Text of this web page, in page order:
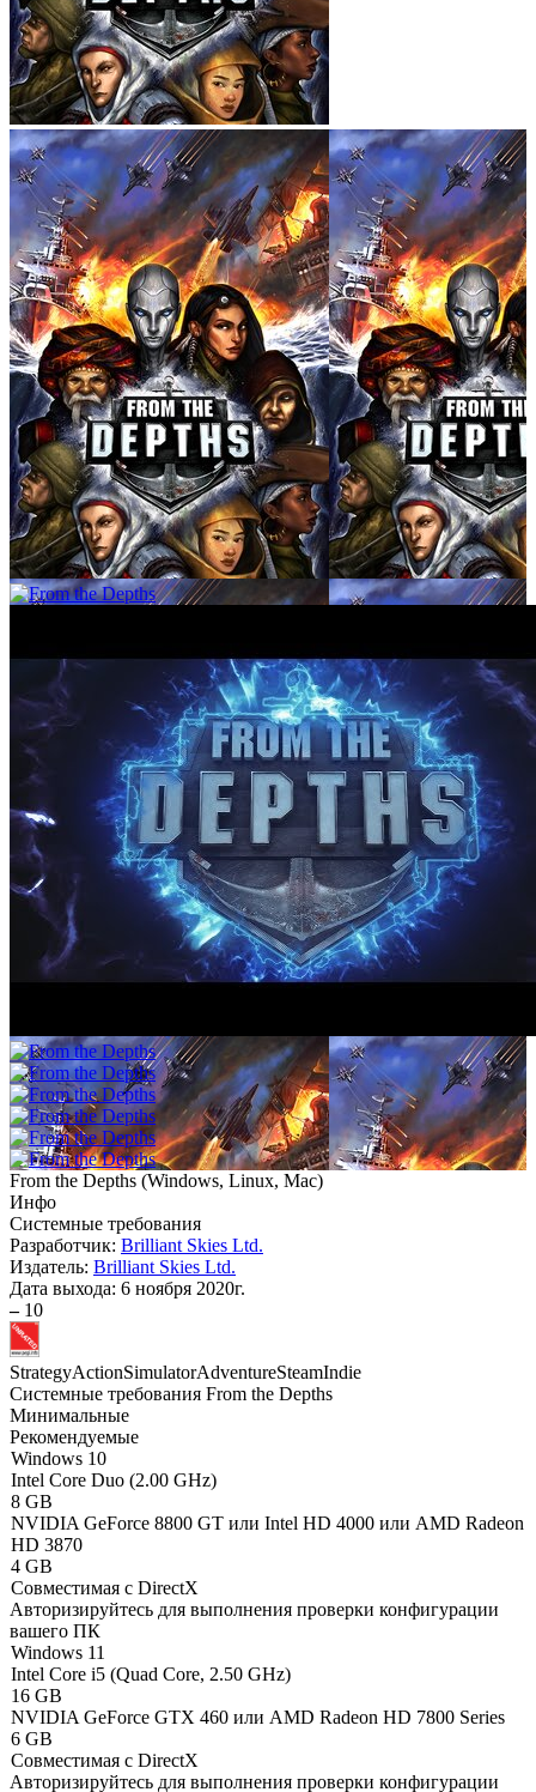
From the Depths (Windows, Linux, Mac)
Инфо
Системные требования
Разработчик: Brilliant Skies Ltd.
Издатель: Brilliant Skies Ltd.
Дата выхода: 6 ноября 2020г.
– 10
StrategyActionSimulatorAdventureSteamIndie
Системные требования From the Depths
Минимальные
Рекомендуемые
Windows 10
Intel Core Duo (2.00 GHz)
8 GB
NVIDIA GeForce 8800 GT или Intel HD 4000 или AMD Radeon
HD 3870
4 GB
Совместимая с DirectX
Авторизируйтесь для выполнения проверки конфигурации
вашего ПК
Windows 11
Intel Core i5 (Quad Core, 2.50 GHz)
16 GB
NVIDIA GeForce GTX 460 или AMD Radeon HD 7800 Series
6 GB
Совместимая с DirectX
Авторизируйтесь для выполнения проверки конфигурации